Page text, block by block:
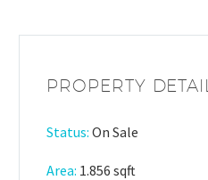
PROPERTY DETAIL
Status: On Sale
Area: 1.856 sqft